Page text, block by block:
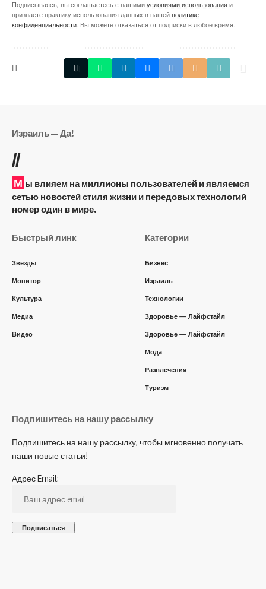
Подписываясь, вы соглашаетесь с нашими условиями использования и
признаете практику использования данных в нашей политике
конфиденциальности . Вы можете отказаться от подписки в любое время.
Израиль — Да!
//
М ы влияем на миллионы пользователей и являемся
сетью новостей стиля жизни и передовых технологий
номер один в мире.
Быстрый линк
Звезды
Монитор
Культура
Медиа
Видео
Категории
Бизнес
Израиль
Технологии
Здоровье — Лайфстайл
Здоровье — Лайфстайл
Мода
Развлечения
Туризм
Подпишитесь на нашу рассылку
Подпишитесь на нашу рассылку, чтобы мгновенно получать
наши новые статьи!
Адрес Email: